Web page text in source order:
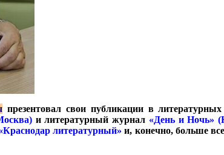
презентовал свои публикации в
) и литературный журнал «День и Ночь»
литературный» и, конечно, больше